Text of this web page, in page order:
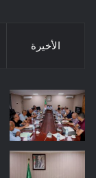
الأخيرة